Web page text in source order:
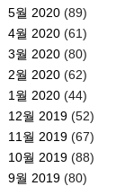
5월 2020(89)
4월 2020(61)
3월 2020(80)
2월 2020(62)
1월 2020(44)
12월 2019(52)
11월 2019(67)
10월 2019(88)
9월 2019(80)